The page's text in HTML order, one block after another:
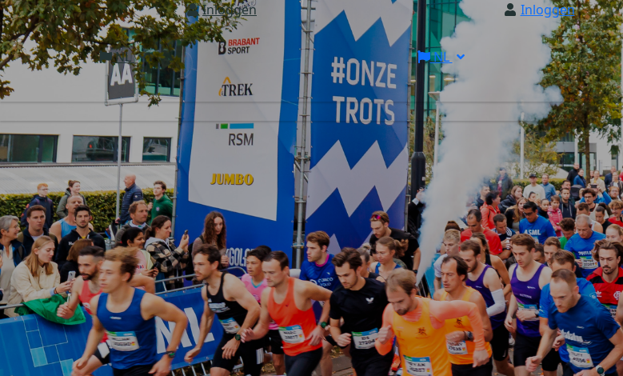
Inloggen
NL
Inloggen
NL